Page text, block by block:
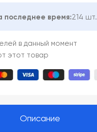
последнее время:214 шт.
в данный момент
этот товар
Описание